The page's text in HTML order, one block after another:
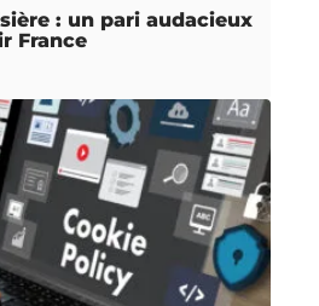
: un pari audacieux
France